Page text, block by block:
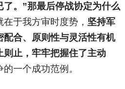
。”那最后停战协定为什么
在于我方审时度势， 坚持军
合、原则性与灵活性有机
止，牢牢把握住了主动
一个成功范例。